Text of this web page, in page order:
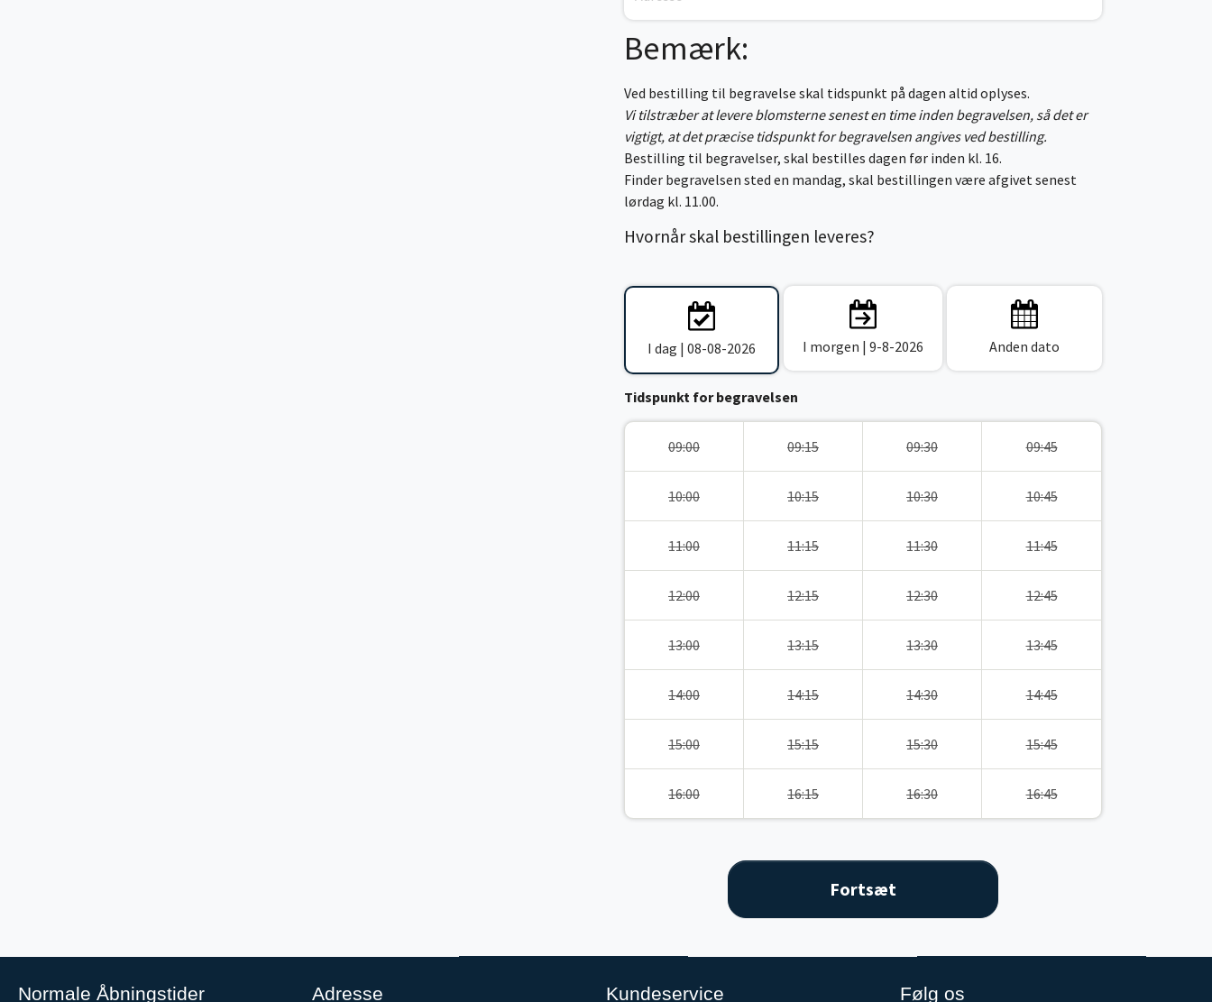
Bemærk:
Ved bestilling til begravelse skal tidspunkt på dagen altid oplyses.
Vi tilstræber at levere blomsterne senest en time inden begravelsen, så det er
vigtigt, at det præcise tidspunkt for begravelsen angives ved bestilling.
Bestilling til begravelser, skal bestilles dagen før inden kl. 16.
Finder begravelsen sted en mandag, skal bestillingen være afgivet senest
lørdag kl. 11.00.
Hvornår skal bestillingen leveres?
I dag | 08-08-2026 I morgen | 9-8-2026 Anden dato
Tidspunkt for begravelsen
09:00 09:15 09:30 09:45
10:00 10:15 10:30 10:45
11:00 11:15 11:30 11:45
12:00 12:15 12:30 12:45
13:00 13:15 13:30 13:45
14:00 14:15 14:30 14:45
15:00 15:15 15:30 15:45
16:00 16:15 16:30 16:45
Normale Åbningstider Adresse Kundeservice Følg os